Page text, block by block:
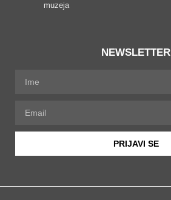
muzeja
NEWSLETTER
PRIJAVI SE